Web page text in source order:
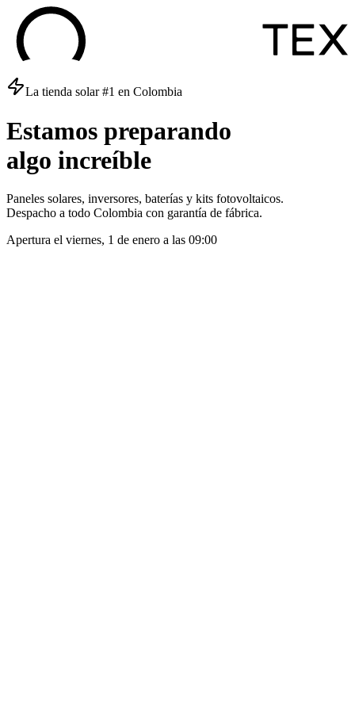
La tienda solar #1 en Colombia
Estamos preparando
algo increíble
Paneles solares, inversores, baterías y kits fotovoltaicos.
Despacho a todo Colombia con garantía de fábrica.
Apertura el viernes, 1 de enero a las 09:00